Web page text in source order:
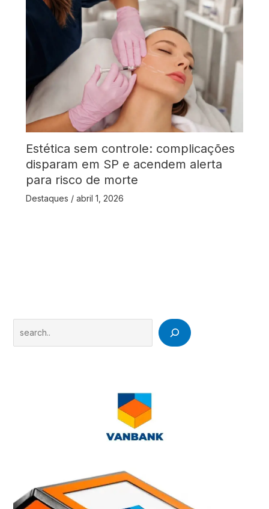
Estética sem controle: complicações
disparam em SP e acendem alerta
para risco de morte
Destaques / abril 1, 2026